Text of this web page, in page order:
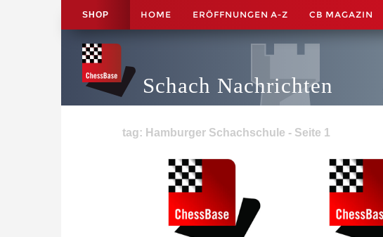
SHOP HOME ERÖFFNUNGEN A-Z CB MAGAZIN
Schach Nachrichten
tag: Hamburger Schachschule - Seite 1